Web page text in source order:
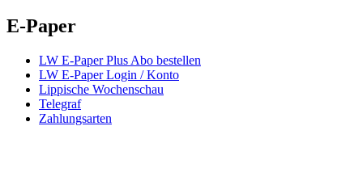
E-Paper
LW E-Paper Plus Abo bestellen
LW E-Paper Login / Konto
Lippische Wochenschau
Telegraf
Zahlungsarten